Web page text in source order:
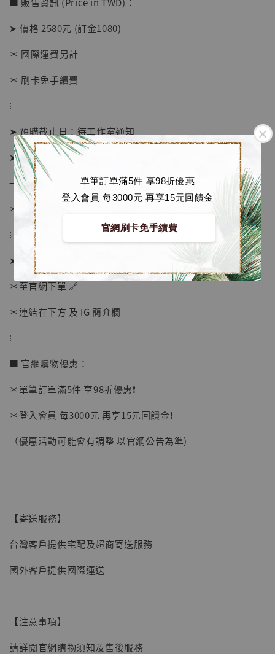
單筆訂單滿5件 享98折優惠
登入會員 每3000元 再享15元回饋金
官網刷卡免手續費
【店內現貨】海賊王 系列蒐藏雕像 布魯克達
摩 [7STARS Studio]
NT$ 1,870
加購優惠【讓子彈飛 鵝城縣長 張麻子 [BK01]】
➤ 價格 2580元 (訂金1080)
＊ 國際運費另計
＊ 刷卡免手續費
⁝
➤ 預購截止日：待工作室通知
➤ 預計發貨日：2027年1-3月 (僅供參考)
→ 若有提前或延後則以廠商實際發貨時間為準
＊ 若有時間考量, 請至官網現貨區選購
⁝
➤ 訂購方式：
＊至官網下單 🔗
＊連結在下方 及 IG 簡介欄
⁝
■ 官網購物優惠：
＊單筆訂單滿5件 享98折優惠❗️
＊登入會員 每3000元 再享15元回饋金❗️
（優惠活動可能會有調整 以官網公告為準)
──────────────
【寄送服務】
台灣客戶提供宅配及超商寄送服務
國外客戶提供國際運送
【注意事項】
請詳閱官網購物須知及售後服務